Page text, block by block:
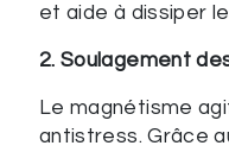
et aide à dissiper
2. Soulagement
Le magnétisme
antistress. Grâce